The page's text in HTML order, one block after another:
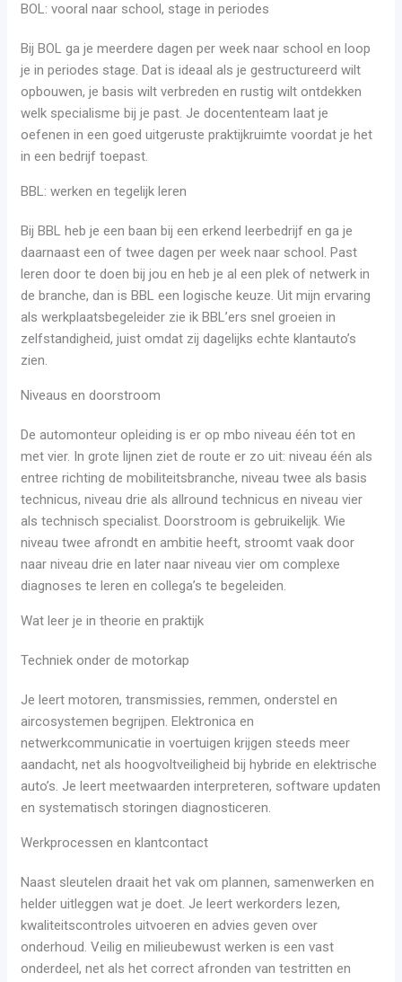
BOL: vooral naar school, stage in periodes
Bij BOL ga je meerdere dagen per week naar school en loop
je in periodes stage. Dat is ideaal als je gestructureerd wilt
opbouwen, je basis wilt verbreden en rustig wilt ontdekken
welk specialisme bij je past. Je docententeam laat je
oefenen in een goed uitgeruste praktijkruimte voordat je het
in een bedrijf toepast.
BBL: werken en tegelijk leren
Bij BBL heb je een baan bij een erkend leerbedrijf en ga je
daarnaast een of twee dagen per week naar school. Past
leren door te doen bij jou en heb je al een plek of netwerk in
de branche, dan is BBL een logische keuze. Uit mijn ervaring
als werkplaatsbegeleider zie ik BBL’ers snel groeien in
zelfstandigheid, juist omdat zij dagelijks echte klantauto’s
zien.
Niveaus en doorstroom
De automonteur opleiding is er op mbo niveau één tot en
met vier. In grote lijnen ziet de route er zo uit: niveau één als
entree richting de mobiliteitsbranche, niveau twee als basis
technicus, niveau drie als allround technicus en niveau vier
als technisch specialist. Doorstroom is gebruikelijk. Wie
niveau twee afrondt en ambitie heeft, stroomt vaak door
naar niveau drie en later naar niveau vier om complexe
diagnoses te leren en collega’s te begeleiden.
Wat leer je in theorie en praktijk
Techniek onder de motorkap
Je leert motoren, transmissies, remmen, onderstel en
aircosystemen begrijpen. Elektronica en
netwerkcommunicatie in voertuigen krijgen steeds meer
aandacht, net als hoogvoltveiligheid bij hybride en elektrische
auto’s. Je leert meetwaarden interpreteren, software updaten
en systematisch storingen diagnosticeren.
Werkprocessen en klantcontact
Naast sleutelen draait het vak om plannen, samenwerken en
helder uitleggen wat je doet. Je leert werkorders lezen,
kwaliteitscontroles uitvoeren en advies geven over
onderhoud. Veilig en milieubewust werken is een vast
onderdeel, net als het correct afronden van testritten en